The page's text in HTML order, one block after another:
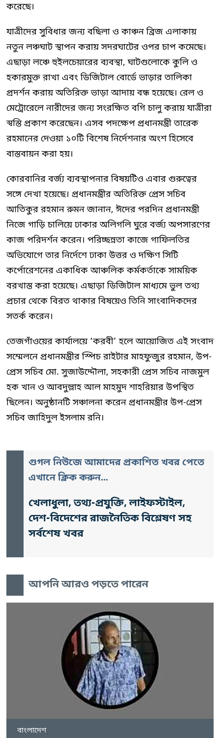
করেছে।
যাত্রীদের সুবিধার জন্য বছিলা ও কাঞ্চন ব্রিজ এলাকায়
নতুন লঞ্চঘাট স্থাপন করায় সদরঘাটের ওপর চাপ কমেছে।
এছাড়া লঞ্চে হুইলচেয়ারের ব্যবস্থা, ঘাটগুলোকে কুলি ও
হকারমুক্ত রাখা এবং ডিজিটাল বোর্ডে ভাড়ার তালিকা
প্রদর্শন করায় অতিরিক্ত ভাড়া আদায় বন্ধ হয়েছে। রেল ও
মেট্রোরেলে নারীদের জন্য সংরক্ষিত বগি চালু করায় যাত্রীরা
স্বস্তি প্রকাশ করেছেন। এসব পদক্ষেপ প্রধানমন্ত্রী তারেক
রহমানের দেওয়া ১০টি বিশেষ নির্দেশনার অংশ হিসেবে
বাস্তবায়ন করা হয়।
কোরবানির বর্জ্য ব্যবস্থাপনার বিষয়টিও এবার গুরুত্বের
সঙ্গে দেখা হয়েছে। প্রধানমন্ত্রীর অতিরিক্ত প্রেস সচিব
আতিকুর রহমান রুমন জানান, ঈদের পরদিন প্রধানমন্ত্রী
নিজে গাড়ি চালিয়ে ঢাকার অলিগলি ঘুরে বর্জ্য অপসারণের
কাজ পরিদর্শন করেন। পরিচ্ছন্নতা কাজে গাফিলতির
অভিযোগে তার নির্দেশে ঢাকা উত্তর ও দক্ষিণ সিটি
কর্পোরেশনের একাধিক আঞ্চলিক কর্মকর্তাকে সাময়িক
বরখাস্ত করা হয়েছে। এছাড়া ডিজিটাল মাধ্যমে ভুল তথ্য
প্রচার থেকে বিরত থাকার বিষয়েও তিনি সাংবাদিকদের
সতর্ক করেন।
তেজগাঁওয়ের কার্যালয়ে ‘করবী’ হলে আয়োজিত এই সংবাদ
সম্মেলনে প্রধানমন্ত্রীর স্পিচ রাইটার মাহফুজুর রহমান, উপ-
প্রেস সচিব মো. সুজাউদ্দৌলা, সহকারী প্রেস সচিব নাজমুল
হক খান ও আবদুল্লাহ আল মাহমুদ শাহরিয়ার উপস্থিত
ছিলেন। অনুষ্ঠানটি সঞ্চালনা করেন প্রধানমন্ত্রীর উপ-প্রেস
সচিব জাহিদুল ইসলাম রনি।
গুগল নিউজে আমাদের প্রকাশিত খবর পেতে
এখানে ক্লিক করুন...
খেলাধুলা, তথ্য-প্রযুক্তি, লাইফস্টাইল,
দেশ-বিদেশের রাজনৈতিক বিশ্লেষণ সহ
সর্বশেষ খবর
আপনি আরও পড়তে পারেন
বাংলাদেশ